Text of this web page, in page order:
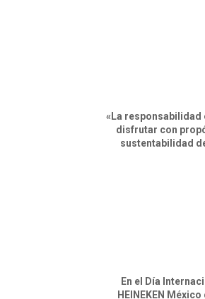
«La responsabilidad
disfrutar con
sustentabilidad
En el Día
HEINEKEN